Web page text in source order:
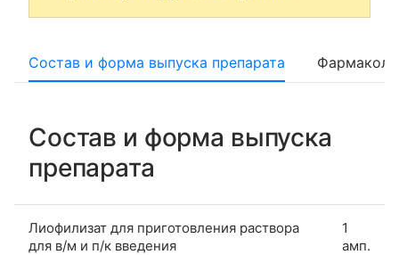
Состав и форма выпуска препарата
Состав и форма выпуска
препарата
Лиофилизат для приготовления раствора
для в/м и п/к введения
1
амп.